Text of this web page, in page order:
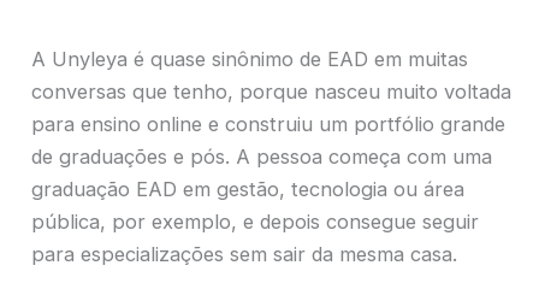
A Unyleya é quase sinônimo de EAD em muitas
conversas que tenho, porque nasceu muito voltada
para ensino online e construiu um portfólio grande
de graduações e pós. A pessoa começa com uma
graduação EAD em gestão, tecnologia ou área
pública, por exemplo, e depois consegue seguir
para especializações sem sair da mesma casa.